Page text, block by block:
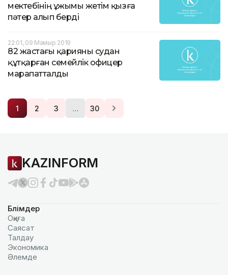
мектебінің ұжымы жетім қызға
пәтер алып берді
22:01, 09 Мамыр 2019
82 жастағы қарияны судан
құтқарған семейлік офицер
марапатталды
1 2 3 … 30
KAZINFORM
Бөлімдер
Оқиға
Саясат
Талдау
Экономика
Әлемде